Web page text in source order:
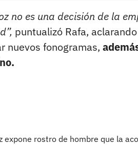
no es una decisión de la
puntualizó Rafa,
nuevos fonogramas,
expone rostro de hombre que la